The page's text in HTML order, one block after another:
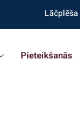
Pieteikšanās